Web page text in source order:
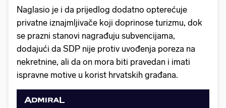
Naglasio je i da prijedlog dodatno opterećuje
privatne iznajmljivače koji doprinose turizmu, dok
se prazni stanovi nagrađuju subvencijama,
dodajući da SDP nije protiv uvođenja poreza na
nekretnine, ali da on mora biti pravedan i imati
ispravne motive u korist hrvatskih građana.